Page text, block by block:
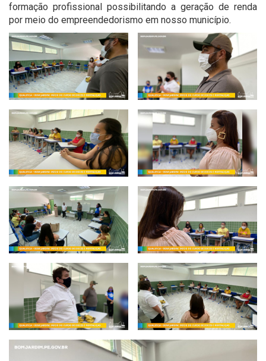
formação profissional possibilitando a geração de renda
por meio do empreendedorismo em nosso município.